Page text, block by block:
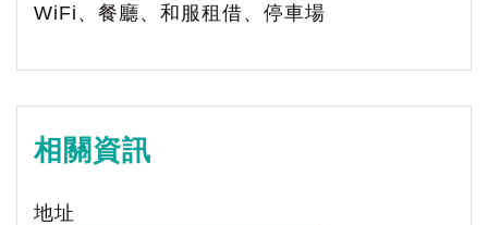
WiFi、餐廳、和服租借、停車場
相關資訊
地址